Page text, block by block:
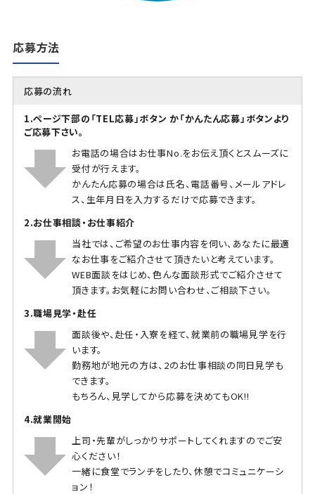
応募方法
応募の流れ
1.ページ下部の「TEL応募」ボタン か「かんたん応募」ボタンより
ご応募下さい。
お電話の場合はお仕事No.をお伝え頂くとスムーズに
受付が行えます。
かんたん応募の場合は氏名、電話番号、メールアドレ
ス、生年月日を入力するだけで応募できます。
2.お仕事相談・お仕事紹介
当社では、ご希望のお仕事内容を伺い、あなたに最適
なお仕事をご紹介させて頂きたいと考えています。
WEB面談をはじめ、色んな面談形式でご紹介させて
頂きます。お気軽にお問い合わせ、ご相談下さい。
3.職場見学・赴任
面談後や、赴任・入寮を経て、就業前の職場見学を行
います。
勤務地が地元の方は、2のお仕事相談の同日見学も
できます。
もちろん、見学してから応募を決めてもOK!!
4.就業開始
上司・先輩がしっかりサポートしてくれますのでご安
心ください！
一緒に食堂でランチをしたり、休憩でコミュニケーシ
ョン！